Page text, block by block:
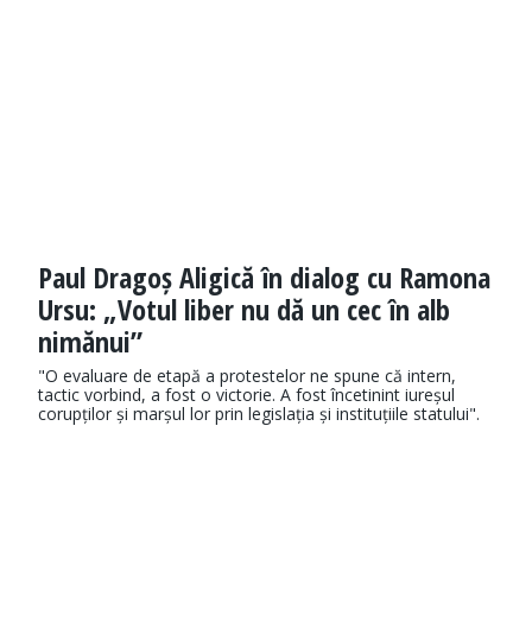
Paul Dragoș Aligică în dialog cu Ramona
Ursu: „Votul liber nu dă un cec în alb
nimănui”
"O evaluare de etapă a protestelor ne spune că intern,
tactic vorbind, a fost o victorie. A fost încetinint iureșul
corupților și marșul lor prin legislația și instituțiile statului".